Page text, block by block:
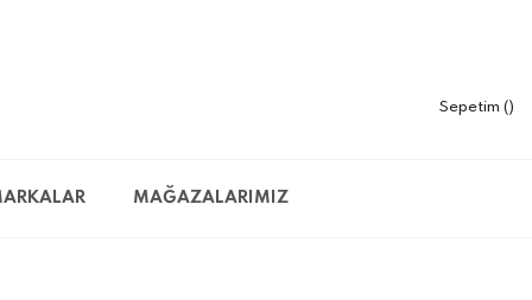
Sepetim
MAĞAZALARIMIZ